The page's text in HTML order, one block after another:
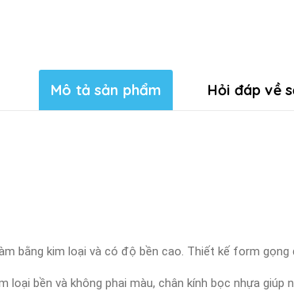
Mô tả sản phẩm Hỏi đáp về
bằng kim loại và có độ bền cao. Thiết kế form gọng
loại bền và không phai màu, chân kính bọc nhựa